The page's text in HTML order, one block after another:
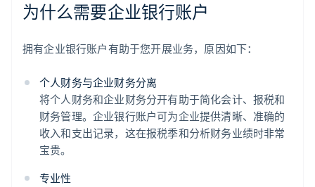
为什么需要企业银行账户
拥有企业银行账户有助于您开展业务，原因如下：
个人财务与企业财务分离
将个人财务和企业财务分开有助于简化会计、报税和
财务管理。企业银行账户可为企业提供清晰、准确的
收入和支出记录，这在报税季和分析财务业绩时非常
宝贵。
专业性